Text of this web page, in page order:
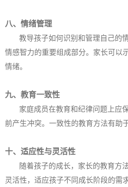
八、情绪管理
教导孩子如何识别和管理自己的
情感智力的重要组成部分。家长可以
情绪。
九、教育一致性
家庭成员在教育和纪律问题上应
前产生冲突。一致性的教育方法有助
十、适应性与灵活性
随着孩子的成长，家长的教育方
灵活性，适应孩子不同成长阶段的需求